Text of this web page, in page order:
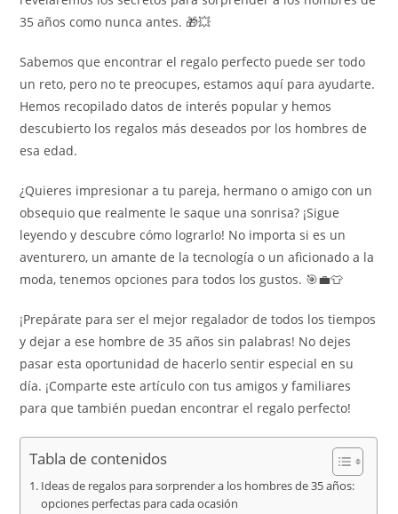
35 años como nunca antes. 🎁💥
Sabemos que encontrar el regalo perfecto puede ser todo
un reto, pero no te preocupes, estamos aquí para ayudarte.
Hemos recopilado datos de interés popular y hemos
descubierto los regalos más deseados por los hombres de
esa edad.
¿Quieres impresionar a tu pareja, hermano o amigo con un
obsequio que realmente le saque una sonrisa? ¡Sigue
leyendo y descubre cómo lograrlo! No importa si es un
aventurero, un amante de la tecnología o un aficionado a la
moda, tenemos opciones para todos los gustos. 🎯💼👕
¡Prepárate para ser el mejor regalador de todos los tiempos
y dejar a ese hombre de 35 años sin palabras! No dejes
pasar esta oportunidad de hacerlo sentir especial en su
día. ¡Comparte este artículo con tus amigos y familiares
para que también puedan encontrar el regalo perfecto!
Tabla de contenidos
Ideas de regalos para sorprender a los hombres de 35 años:
opciones perfectas para cada ocasión